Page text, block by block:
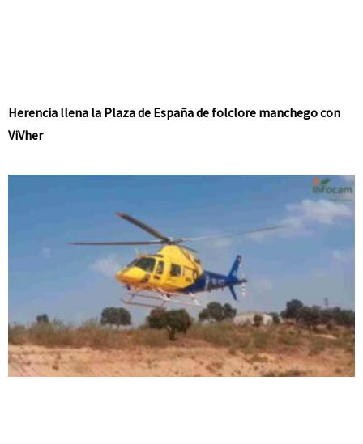
Herencia llena la Plaza de España de folclore manchego con
ViVher